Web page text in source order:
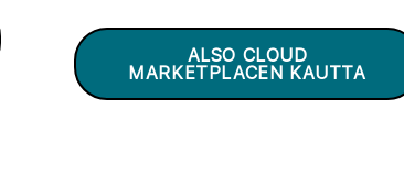
ALSO CLOUD
MARKETPLACEN KAUTTA